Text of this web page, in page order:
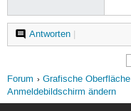
Antworten|
Forum Grafische Oberfläche
Anmeldebildschirm ändern